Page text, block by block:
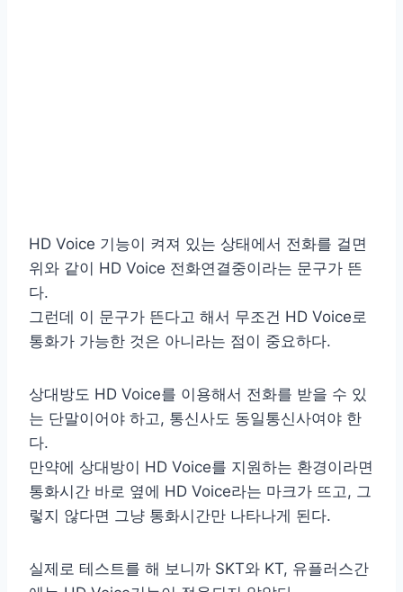
HD Voice 기능이 켜져 있는 상태에서 전화를 걸면
위와 같이 HD Voice 전화연결중이라는 문구가 뜬
다.
그런데 이 문구가 뜬다고 해서 무조건 HD Voice로
통화가 가능한 것은 아니라는 점이 중요하다.
상대방도 HD Voice를 이용해서 전화를 받을 수 있
는 단말이어야 하고, 통신사도 동일통신사여야 한
다.
만약에 상대방이 HD Voice를 지원하는 환경이라면
통화시간 바로 옆에 HD Voice라는 마크가 뜨고, 그
렇지 않다면 그냥 통화시간만 나타나게 된다.
실제로 테스트를 해 보니까 SKT와 KT, 유플러스간